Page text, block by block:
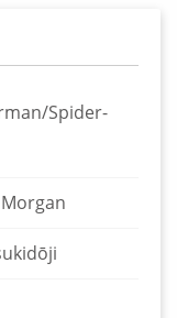
Spider-